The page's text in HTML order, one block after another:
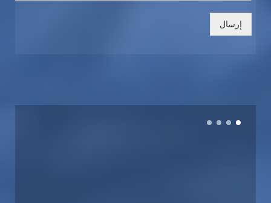
إرسال